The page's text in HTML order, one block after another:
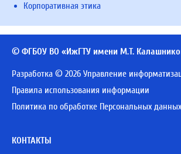
Корпоративная этика
© ФГБОУ ВО «ИжГТУ имени М.Т.
Разработка © 2026 Управление
Правила использования информации
Политика по обработке Персональных данных
КОНТАКТЫ